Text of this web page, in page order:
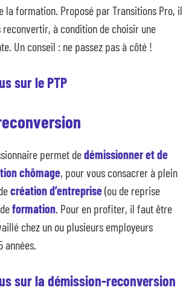
la formation. Proposé par Transitions Pro, il
à condition de choisir une
Un conseil : ne passez pas à côté !
sur le PTP
permet dedémissionner et de
chômage, pour vous consacrer à plein
création d’entreprise(ou de reprise
formation . Pour en profiter, il faut être
chez un ou plusieurs employeurs
années.
sur la démission-reconversion